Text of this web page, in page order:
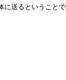
に送るということで